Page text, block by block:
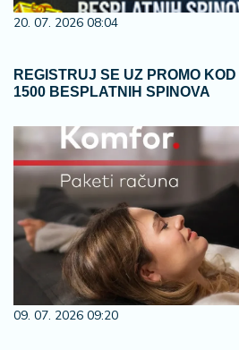
20. 07. 2026 08:04
REGISTRUJ SE UZ PROMO
1500 BESPLATNIH SPINOVA
09. 07. 2026 09:20